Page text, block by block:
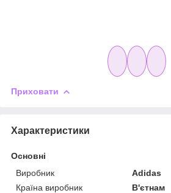
Приховати
Характеристики
Основні
Виробник
Adidas
Країна виробник
В'єтнам